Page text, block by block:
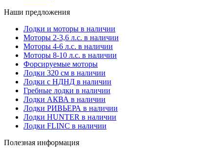
Наши предложения
Лодки и моторы в наличии
Моторы 2-3,6 л.с. в наличии
Моторы 4-6 л.с. в наличии
Моторы 8-10 л.с. в наличии
Форсируемые моторы
Лодки 320 см в наличии
Лодки с НДНД в наличии
Гребные лодки в наличии
Лодки АКВА в наличии
Лодки РИВЬЕРА в наличии
Лодки HUNTER в наличии
Лодки FLINC в наличии
Полезная информация